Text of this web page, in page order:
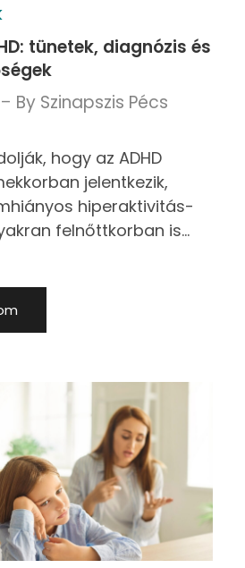
tünetek, diagnózis és
By Szinapszis Pécs
hogy az ADHD
jelentkezik,
hiperaktivitás-
felnőttkorban is
hanem a